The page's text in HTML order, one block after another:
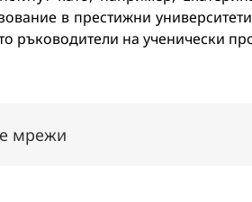
в престижни
ръководители на ученически
мрежи